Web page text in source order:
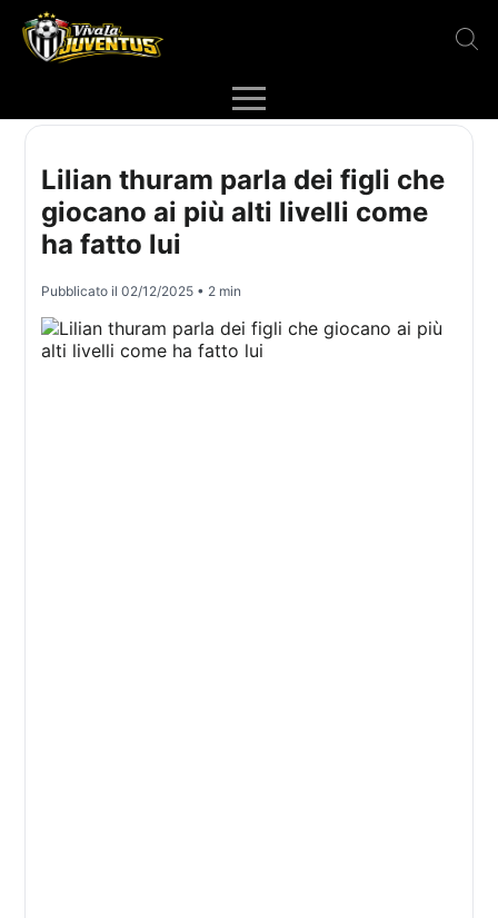
Lilian thuram parla dei figli che
giocano ai più alti livelli come
ha fatto lui
Pubblicato il02/12/2025 • 2 min